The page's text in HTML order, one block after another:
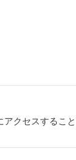
クセスするこ